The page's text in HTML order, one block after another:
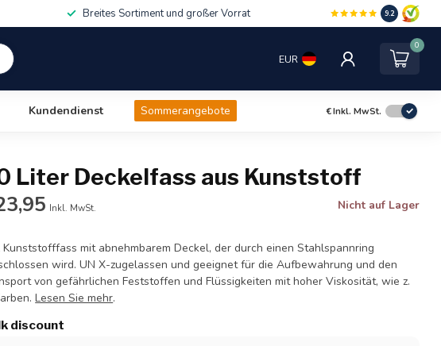
Breites Sortiment und großer Vorrat 9.2
EUR
0
Kundendienst Sommerangebote €Inkl. MwSt.
Liter Deckelfass aus Kunststoff
Inkl. MwSt. Nicht auf Lager
Kunststofffass mit abnehmbarem Deckel, der durch einen Stahlspannring
wird. UN X-zugelassen und geeignet für die Aufbewahrung und den
von gefährlichen Feststoffen und Flüssigkeiten mit hoher Viskosität, wie z.
Lesen Sie mehr.
discount